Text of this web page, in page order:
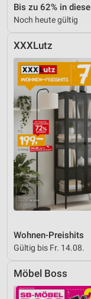
Noch heute gültig
XXXLutz
Wohnen-Preishits
Gültig bis Fr. 14.08.
Möbel Boss